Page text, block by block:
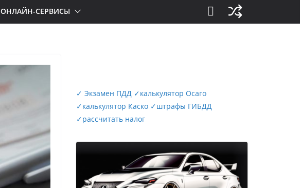
ОНЛАЙН-СЕРВИСЫ
✓ Экзамен ПДД ✓калькулятор Осаго
✓калькулятор Каско ✓штрафы ГИБДД
✓рассчитать налог